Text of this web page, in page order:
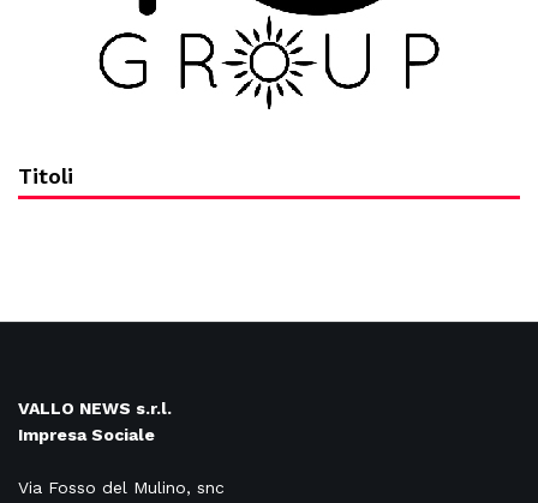
Titoli
VALLO NEWS s.r.l.
Impresa Sociale
Via Fosso del Mulino, snc